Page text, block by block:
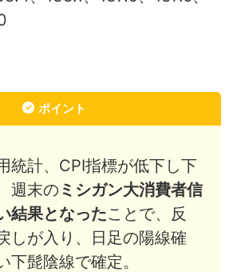
ポイント
統計、CPI指標が低下し下
週末の ミシガン大消費者信
結果となったことで、反
しが入り、日足の陽線確
下髭陰線で確定。